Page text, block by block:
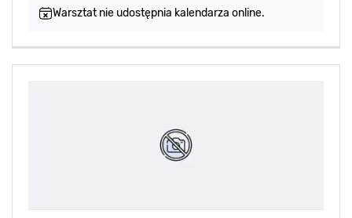
Warsztat nie udostępnia kalendarza online.